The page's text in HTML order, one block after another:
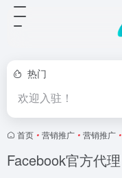
热门
欢迎入驻！
首页 • 营销推广 • 营销推广 •
Facebook官方代理